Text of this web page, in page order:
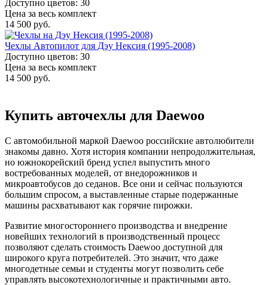
Доступно цветов: 30
Цена за весь комплект
14 500 руб.
Чехлы Автопилот для Дэу Нексия (1995-2008)
Доступно цветов: 30
Цена за весь комплект
14 500 руб.
Купить авточехлы для Daewoo
С автомобильной маркой Daewoo российские автолюбители
знакомы давно. Хотя история компании непродолжительная,
но южнокорейский бренд успел выпустить много
востребованных моделей, от внедорожников и
микроавтобусов до седанов. Все они и сейчас пользуются
большим спросом, а выставленные старые подержанные
машины расхватывают как горячие пирожки.
Развитие многостороннего производства и внедрение
новейших технологий в производственный процесс
позволяют сделать стоимость Daewoo доступной для
широкого круга потребителей. Это значит, что даже
многодетные семьи и студенты могут позволить себе
управлять высокотехнологичные и практичными авто.